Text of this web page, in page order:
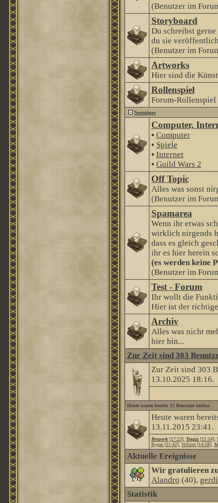
(Benutzer im
Storyboard
Du schreibst
du sie
(Benutzer im
Artworks
Hier sind die
Rollenspiel
Forum-Rollenspiel
Sonstiges
Computer,
• Computer
• Spiele
• Internet
• Guild Wars 2
Off Topic
Alles was sonst
(Benutzer im
Spamarea
Wenn ihr etwas
wirklich nirgends
dass es gleich
ihr es hier herein
(es werden keine
(Benutzer im
Test - Forum
Ihr wollt die
Hier ist der
Archiv
Alles was nicht
hier hin...
Zur Zeit sind 303
Zur Zeit sind 303
13.10.2025 18:16.
Heute waren bereits 12 Benutzer online.
Heute waren
13.11.2015 23:41.
Brazork[17:23], Daggi [15:14],
Rygar [21:42], Wilson [14:58],
Aktuelle Ereignisse
Wir gratulieren
Alandro (40),
Statistik